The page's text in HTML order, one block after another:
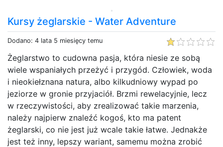
Kursy żeglarskie - Water Adventure
Dodano: 4 lata 5 miesięcy temu
Żeglarstwo to cudowna pasja, która niesie ze sobą
wiele wspaniałych przeżyć i przygód. Człowiek, woda
i nieokiełznana natura, albo kilkudniowy wypad po
jeziorze w gronie przyjaciół. Brzmi rewelacyjnie, lecz
w rzeczywistości, aby zrealizować takie marzenia,
należy najpierw znaleźć kogoś, kto ma patent
żeglarski, co nie jest już wcale takie łatwe. Jednakże
jest też inny, lepszy wariant, samemu można zrobić